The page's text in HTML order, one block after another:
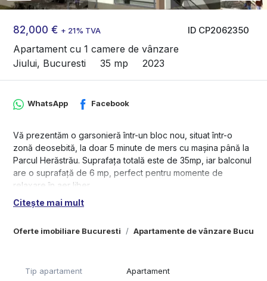
ID CP2062350
82,000 € + 21% TVA
Apartament cu 1 camere de vânzare
Jiului, Bucuresti
35 mp 2023
Oferte imobiliare Bucuresti Apartamente de vânzare
WhatsApp Facebook
Vă prezentăm o garsonieră într-un bloc nou, situat într-o
zonă deosebită, la doar 5 minute de mers cu mașina până la
Parcul Herăstrău. Suprafața totală este de 35mp, iar balconul
are o suprafață de 6 mp, perfect pentru momente de
relaxare în aer liber.
Proprietatea beneficiază de încălzire în pardoseală și
anului. Există posibilitatea achiziționării locurilor de parcare în
Pentru mai multe detalii și programarea unei vizionări, vă
Citește mai mult
Tip apartament Apartament